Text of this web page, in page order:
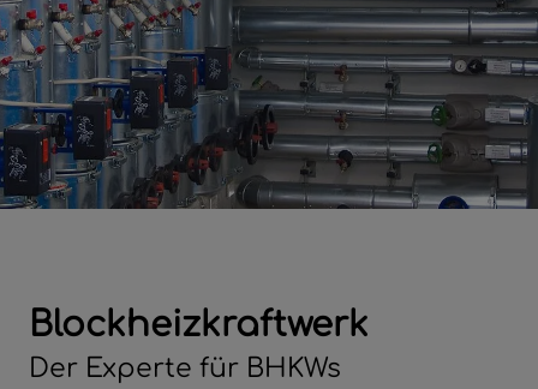
Blockheizkraftwerk
Der Experte für BHKWs
öffnen und schließen
und schließen
und schließen
öffnen und schließen